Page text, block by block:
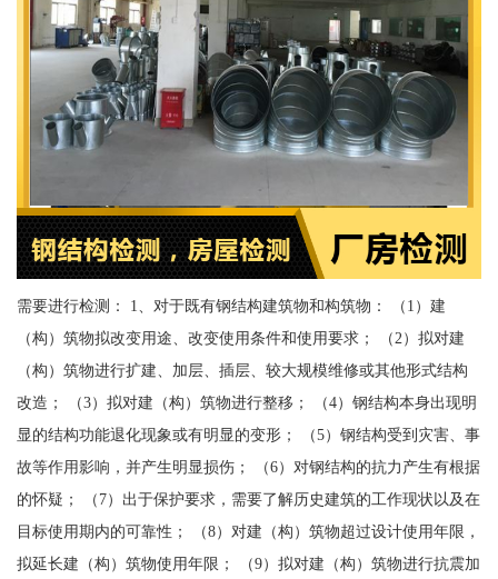
需要进行检测： 1、对于既有钢结构建筑物和构筑物： （1）建
（构）筑物拟改变用途、改变使用条件和使用要求； （2）拟对建
（构）筑物进行扩建、加层、插层、较大规模维修或其他形式结构
改造； （3）拟对建（构）筑物进行整移； （4）钢结构本身出现明
显的结构功能退化现象或有明显的变形； （5）钢结构受到灾害、事
故等作用影响，并产生明显损伤； （6）对钢结构的抗力产生有根据
的怀疑； （7）出于保护要求，需要了解历史建筑的工作现状以及在
目标使用期内的可靠性； （8）对建（构）筑物超过设计使用年限，
拟延长建（构）筑物使用年限； （9）拟对建（构）筑物进行抗震加